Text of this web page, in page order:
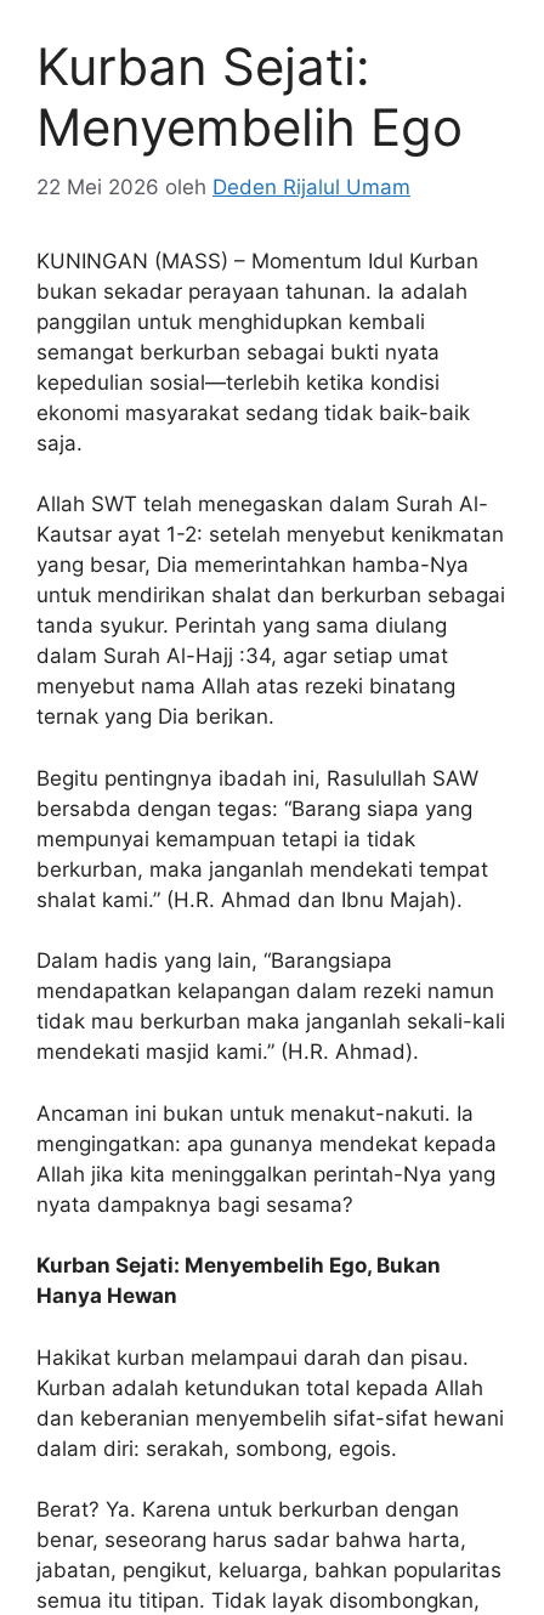
Kurban Sejati:
Menyembelih Ego
22 Mei 2026 oleh Deden Rijalul Umam
KUNINGAN (MASS) – Momentum Idul Kurban
bukan sekadar perayaan tahunan. Ia adalah
panggilan untuk menghidupkan kembali
semangat berkurban sebagai bukti nyata
kepedulian sosial—terlebih ketika kondisi
ekonomi masyarakat sedang tidak baik-baik
saja.
Allah SWT telah menegaskan dalam Surah Al-
Kautsar ayat 1-2: setelah menyebut kenikmatan
yang besar, Dia memerintahkan hamba-Nya
untuk mendirikan shalat dan berkurban sebagai
tanda syukur. Perintah yang sama diulang
dalam Surah Al-Hajj :34, agar setiap umat
menyebut nama Allah atas rezeki binatang
ternak yang Dia berikan.
Begitu pentingnya ibadah ini, Rasulullah SAW
bersabda dengan tegas: “Barang siapa yang
mempunyai kemampuan tetapi ia tidak
berkurban, maka janganlah mendekati tempat
shalat kami.” (H.R. Ahmad dan Ibnu Majah).
Dalam hadis yang lain, “Barangsiapa
mendapatkan kelapangan dalam rezeki namun
tidak mau berkurban maka janganlah sekali-kali
mendekati masjid kami.” (H.R. Ahmad).
Ancaman ini bukan untuk menakut-nakuti. Ia
mengingatkan: apa gunanya mendekat kepada
Allah jika kita meninggalkan perintah-Nya yang
nyata dampaknya bagi sesama?
Kurban Sejati: Menyembelih Ego, Bukan
Hanya Hewan
Hakikat kurban melampaui darah dan pisau.
Kurban adalah ketundukan total kepada Allah
dan keberanian menyembelih sifat-sifat hewani
dalam diri: serakah, sombong, egois.
Berat? Ya. Karena untuk berkurban dengan
benar, seseorang harus sadar bahwa harta,
jabatan, pengikut, keluarga, bahkan popularitas
semua itu titipan. Tidak layak disombongkan,